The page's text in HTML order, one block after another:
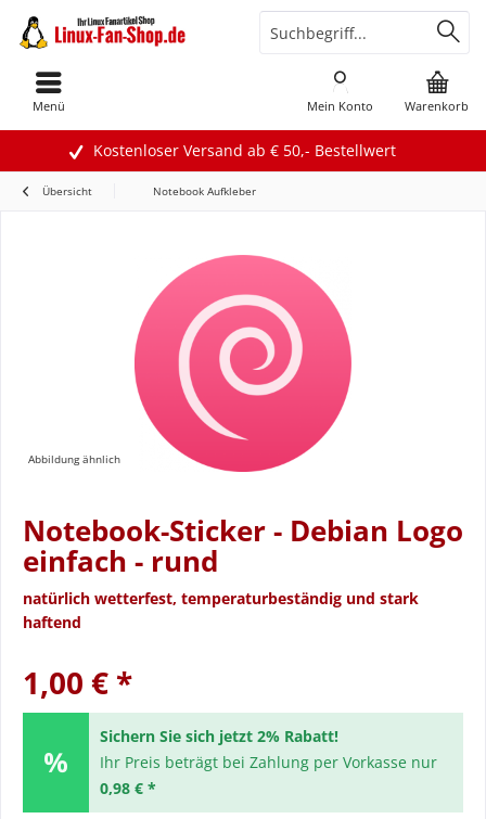
Kostenloser Versand ab € 50,- Bestellwert
Warenkorb
Mein Konto
Menü
Übersicht Notebook Aufkleber
Abbildung ähnlich
Notebook-Sticker - Debian Logo
einfach - rund
natürlich wetterfest, temperaturbeständig und stark
haftend
1,00 € *
Sichern Sie sich jetzt 2% Rabatt!
Ihr Preis beträgt bei Zahlung per Vorkasse nur
0,98 € *